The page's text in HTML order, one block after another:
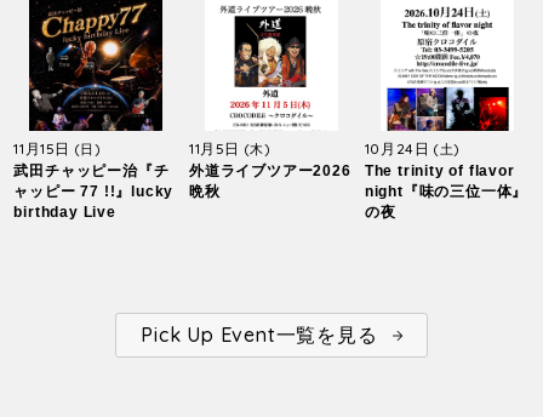
11月15日 (日)
武田チャッピー治『チ
ャッピー 77 !!』lucky
birthday Live
11月5日 (木)
外道ライブツアー2026
晩秋
10月24日 (土)
The trinity of flavor
night『味の三位一体』
の夜
Pick Up Event一覧を見る